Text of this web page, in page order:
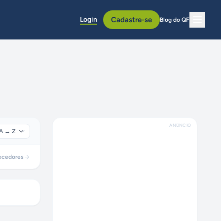
Login Cadastre-se Blog do QF
ANÚNCIO